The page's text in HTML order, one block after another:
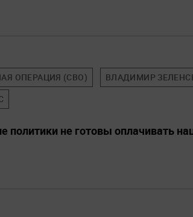
ОПЕРАЦИЯ (СВО) ВЛАДИМИР
политики не готовы оплачивать